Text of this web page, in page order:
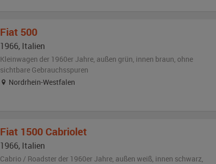
Fiat 500
1966, Italien
Kleinwagen der 1960er Jahre, außen grün, innen braun, ohne
sichtbare Gebrauchsspuren
Nordrhein-Westfalen
Fiat 1500 Cabriolet
1966, Italien
Cabrio / Roadster der 1960er Jahre, außen weiß, innen schwarz,